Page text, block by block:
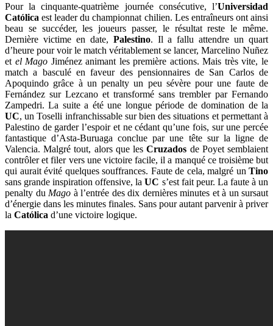
Pour la cinquante-quatrième journée consécutive, l’Universidad
Católica est leader du championnat chilien. Les entraîneurs ont ainsi
beau se succéder, les joueurs passer, le résultat reste le même.
Dernière victime en date, Palestino. Il a fallu attendre un quart
d’heure pour voir le match véritablement se lancer, Marcelino Nuñez
et el Mago Jiménez animant les première actions. Mais très vite, le
match a basculé en faveur des pensionnaires de San Carlos de
Apoquindo grâce à un penalty un peu sévère pour une faute de
Fernández sur Lezcano et transformé sans trembler par Fernando
Zampedri. La suite a été une longue période de domination de la
UC, un Toselli infranchissable sur bien des situations et permettant à
Palestino de garder l’espoir et ne cédant qu’une fois, sur une percée
fantastique d’Asta-Buruaga conclue par une tête sur la ligne de
Valencia. Malgré tout, alors que lesCruzados de Poyet semblaient
contrôler et filer vers une victoire facile, il a manqué ce troisième but
qui aurait évité quelques souffrances. Faute de cela, malgré un Tino
sans grande inspiration offensive, laUC s’est fait peur. La faute à un
penalty du Mago à l’entrée des dix dernières minutes et à un sursaut
d’énergie dans les minutes finales. Sans pour autant parvenir à priver
la Católica d’une victoire logique.